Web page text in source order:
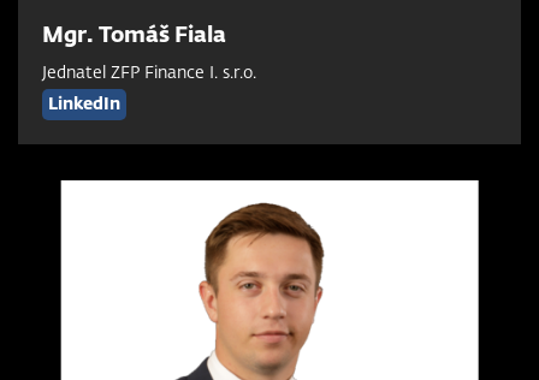
Mgr. Tomáš Fiala
Jednatel ZFP Finance I. s.r.o.
LinkedIn